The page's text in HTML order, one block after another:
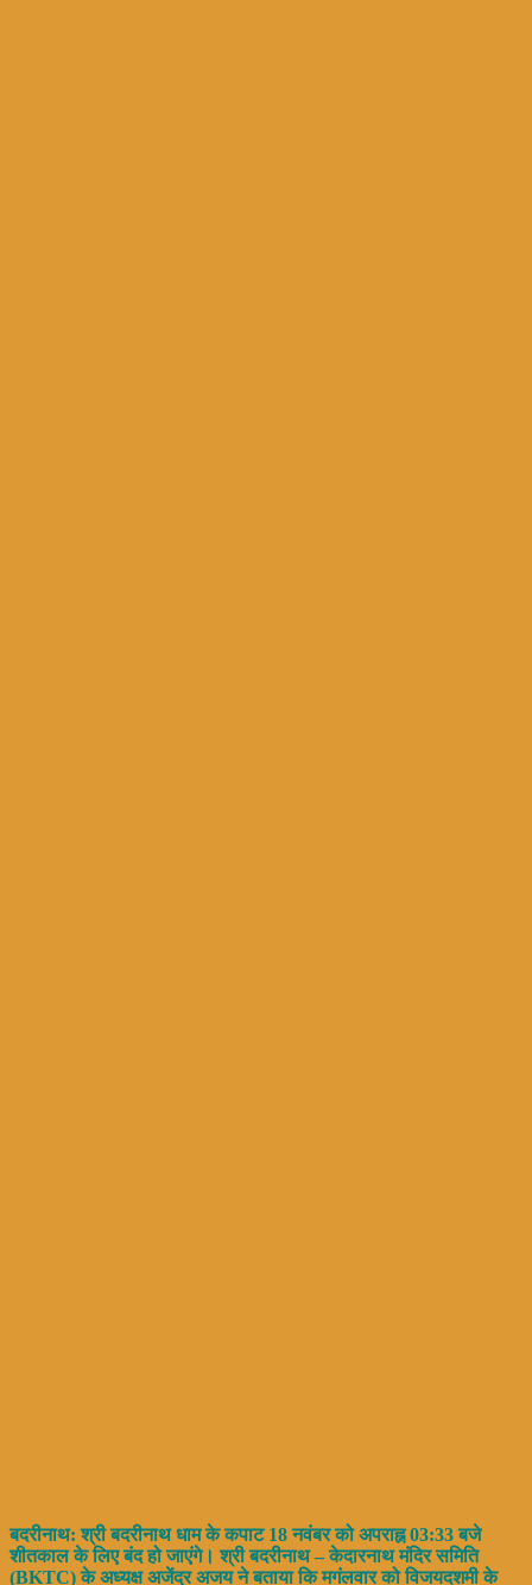
बदरीनाथ: श्री बदरीनाथ धाम के कपाट 18 नवंबर को अपराह्न 03:33 बजे
शीतकाल के लिए बंद हो जाएंगे। श्री बदरीनाथ – केदारनाथ मंदिर समिति
(BKTC) के अध्यक्ष अजेंद्र अजय ने बताया कि मगंलवार को विजयदशमी के